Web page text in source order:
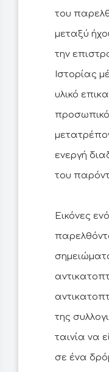
του
μεταξύ
την
Ιστορίας
υλικό
προσωπικό
ενεργή
του
Εικόνες
της
ταινία να
σε ένα